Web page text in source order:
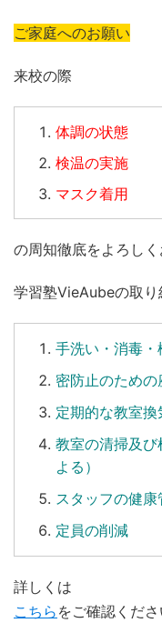
ご家庭へのお願い
来校の際
体調の状態
検温の実施
マスク着用
の周知徹底をよろしく
学習塾VieAubeの取り
手洗い ・ 消毒 ・
密防止のため
定期的な教室換
教室の清掃及び
よる）
スタッフの健康
定員の削減
詳しくは
こちら をご確認くださ